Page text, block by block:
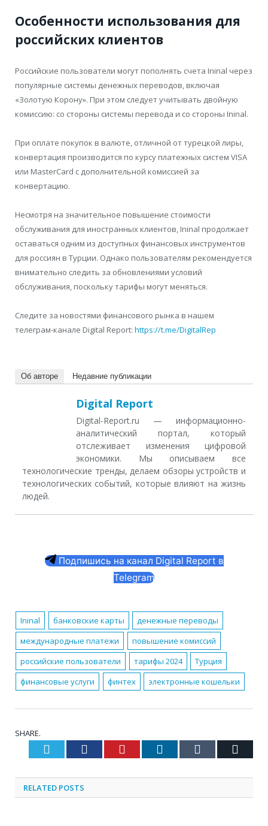
Особенности использования для
российских клиентов
Российские пользователи могут пополнять счета Ininal через
популярные системы денежных переводов, включая
«Золотую Корону». При этом следует учитывать двойную
комиссию: со стороны системы перевода и со стороны Ininal.
При оплате покупок в валюте, отличной от турецкой лиры,
конвертация производится по курсу платежных систем VISA
или MasterCard с дополнительной комиссией за
конвертацию.
Несмотря на значительное повышение стоимости
обслуживания для иностранных клиентов, Ininal продолжает
оставаться одним из доступных финансовых инструментов
для россиян в Турции. Однако пользователям рекомендуется
внимательно следить за обновлениями условий
обслуживания, поскольку тарифы могут меняться.
Следите за новостями финансового рынка в нашем
телеграм-канале Digital Report: https://t.me/DigitalRep
Об авторе Недавние публикации
Digital Report
Digital-Report.ru — информационно-
аналитический портал, который
отслеживает изменения цифровой
экономики. Мы описываем все
технологические тренды, делаем обзоры устройств и
технологических событий, которые влияют на жизнь
людей.
Подпишись на канал Digital Report в
Telegram
Ininal банковские карты
денежные переводы
международные платежи
повышение комиссий
российские пользователи
тарифы 2024
Турция
финансовые услуги
финтех электронные кошельки
SHARE.
Twitter Facebook Pinterest LinkedIn Tumblr
RELATED POSTS